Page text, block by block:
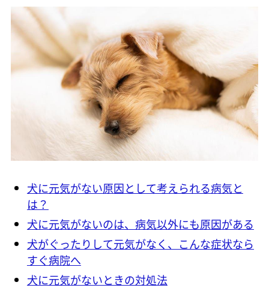
犬に元気がない原因として考えられる病気と
は？
犬に元気がないのは、病気以外にも原因がある
犬がぐったりして元気がなく、こんな症状なら
すぐ病院へ
犬に元気がないときの対処法